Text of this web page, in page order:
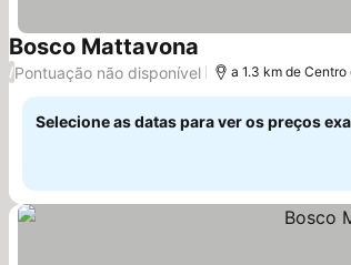
Bosco Mattavona Ver preços
/Pontuação não disponível a 1.3 km de
Selecione as datas para ver os preços